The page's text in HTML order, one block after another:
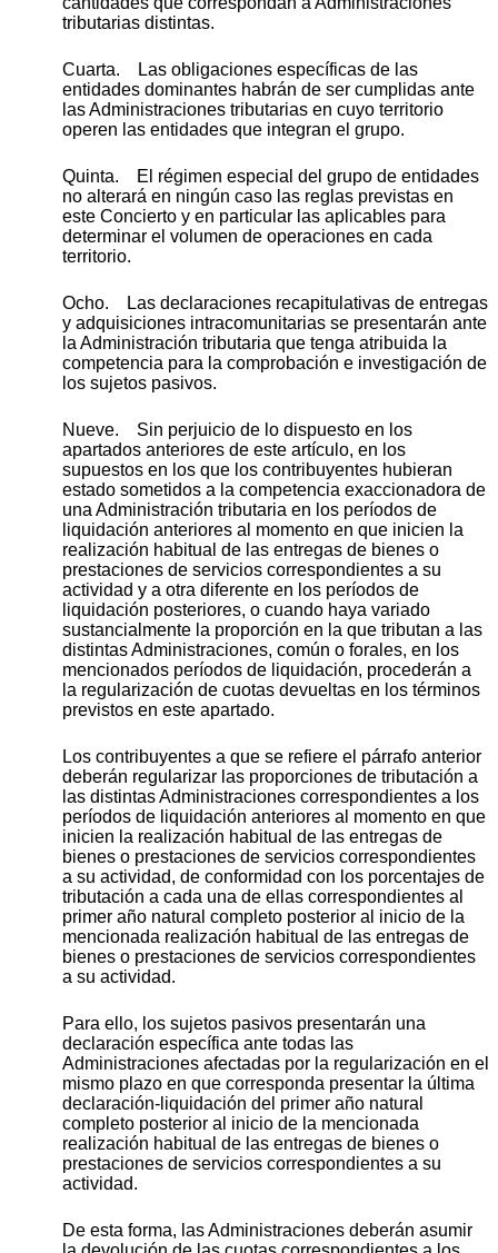
tributarias distintas.
Cuarta. Las obligaciones específicas de las
entidades dominantes habrán de ser cumplidas ante
las Administraciones tributarias en cuyo territorio
operen las entidades que integran el grupo.
Quinta. El régimen especial del grupo de entidades
no alterará en ningún caso las reglas previstas en
este Concierto y en particular las aplicables para
determinar el volumen de operaciones en cada
territorio.
Ocho. Las declaraciones recapitulativas de entregas
y adquisiciones intracomunitarias se presentarán ante
la Administración tributaria que tenga atribuida la
competencia para la comprobación e investigación de
los sujetos pasivos.
Nueve. Sin perjuicio de lo dispuesto en los
apartados anteriores de este artículo, en los
supuestos en los que los contribuyentes hubieran
estado sometidos a la competencia exaccionadora de
una Administración tributaria en los períodos de
liquidación anteriores al momento en que inicien la
realización habitual de las entregas de bienes o
prestaciones de servicios correspondientes a su
actividad y a otra diferente en los períodos de
liquidación posteriores, o cuando haya variado
sustancialmente la proporción en la que tributan a las
distintas Administraciones, común o forales, en los
mencionados períodos de liquidación, procederán a
la regularización de cuotas devueltas en los términos
previstos en este apartado.
Los contribuyentes a que se refiere el párrafo anterior
deberán regularizar las proporciones de tributación a
las distintas Administraciones correspondientes a los
períodos de liquidación anteriores al momento en que
inicien la realización habitual de las entregas de
bienes o prestaciones de servicios correspondientes
a su actividad, de conformidad con los porcentajes de
tributación a cada una de ellas correspondientes al
primer año natural completo posterior al inicio de la
mencionada realización habitual de las entregas de
bienes o prestaciones de servicios correspondientes
a su actividad.
Para ello, los sujetos pasivos presentarán una
declaración específica ante todas las
Administraciones afectadas por la regularización en el
mismo plazo en que corresponda presentar la última
declaración-liquidación del primer año natural
completo posterior al inicio de la mencionada
realización habitual de las entregas de bienes o
prestaciones de servicios correspondientes a su
actividad.
De esta forma, las Administraciones deberán asumir